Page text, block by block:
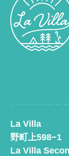
La Villa 〒
野町上598−1
La Villa